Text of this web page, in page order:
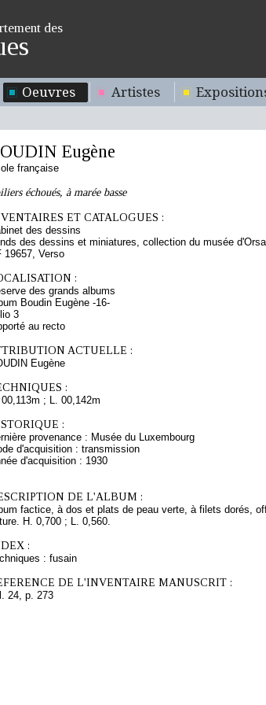
des
Oeuvres Artistes
Eugène
française
échoués, à marée basse
ET CATALOGUES :
des dessins
des dessins et miniatures, collection du musée
19657, Verso
:
des grands albums
Boudin Eugène -16-
3
au recto
ACTUELLE :
Eugène
:
00,113m ; L. 00,142m
:
provenance : Musée du Luxembourg
d'acquisition : transmission
d'acquisition : 1930
DE L'ALBUM :
factice, à dos et plats de peau verte, à filets dorés,
H. 0,700 ; L. 0,560.
:
: fusain
DE L'INVENTAIRE MANUSCRIT :
24, p. 273